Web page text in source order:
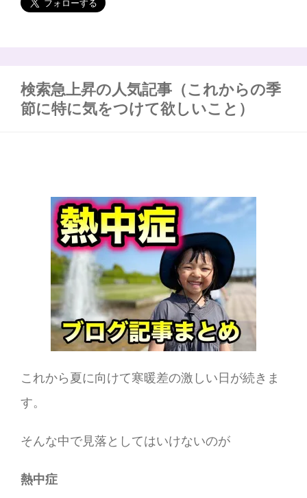
検索急上昇の人気記事（これからの季
節に特に気をつけて欲しいこと）
これから夏に向けて寒暖差の激しい日が続きま
す。
そんな中で見落としてはいけないのが
熱中症